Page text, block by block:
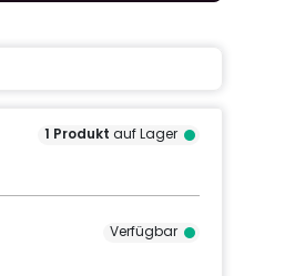
1 Produkt auf Lager
Verfügbar